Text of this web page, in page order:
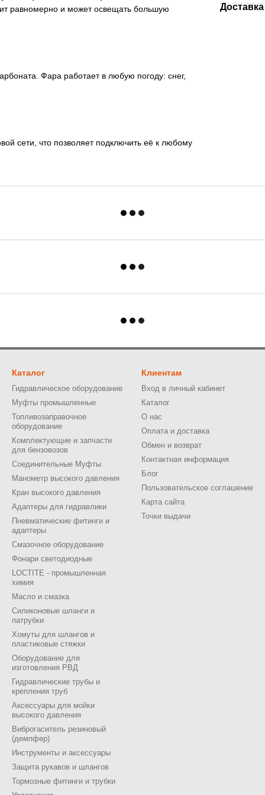
равномерно и может освещать большую
Фара работает в любую погоду: снег,
сети, что позволяет подключить её к любому
Доставка
Каталог
Гидравлическое оборудование
Муфты промышленные
Топливозаправочное
оборудование
Комплектующие и запчасти
для бензовозов
Соединительные Муфты
Манометр высокого давления
Кран высокого давления
Адаптеры для гидравлики
Пневматические фитинги и
адаптеры
Смазочное оборудование
Фонари светодиодные
LOCTITE - промышленная
химия
Масло и смазка
Силиконовые шланги и
патрубки
Хомуты для шлангов и
пластиковые стяжки
Оборудование для
изготовления РВД
Гидравлические трубы и
крепления труб
Аксессуары для мойки
высокого давления
Виброгаситель резиновый
(демпфер)
Инструменты и аксессуары
Защита рукавов и шлангов
Тормозные фитинги и трубки
Клиентам
Вход в личный кабинет
Каталог
О нас
Оплата и доставка
Обмен и возврат
Контактная информация
Блог
Пользовательское соглашение
Карта сайта
Точки выдачи